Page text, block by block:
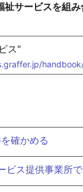
祉サービスを組
ス"
確かめる
ビス提供事業所